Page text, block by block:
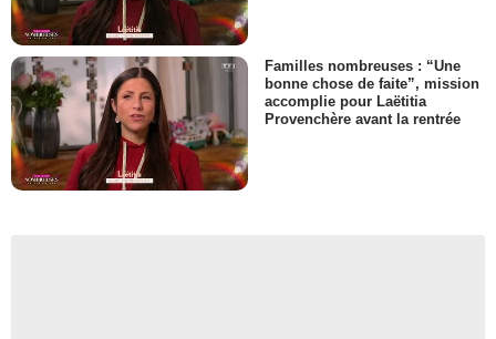
Familles nombreuses : “Une
bonne chose de faite”, mission
accomplie pour Laëtitia
Provenchère avant la rentrée